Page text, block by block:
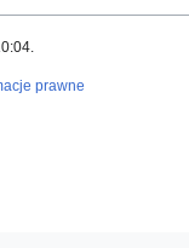
prawne